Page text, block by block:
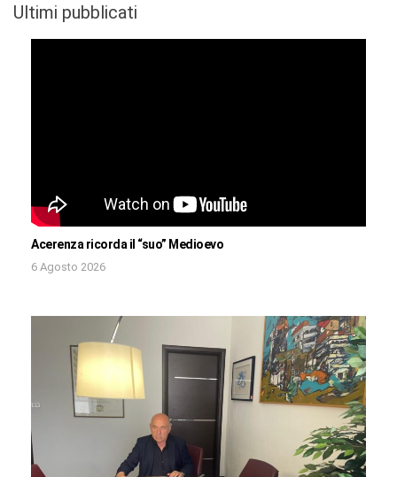
Ultimi pubblicati
Acerenza ricorda il “suo” Medioevo
6 Agosto 2026